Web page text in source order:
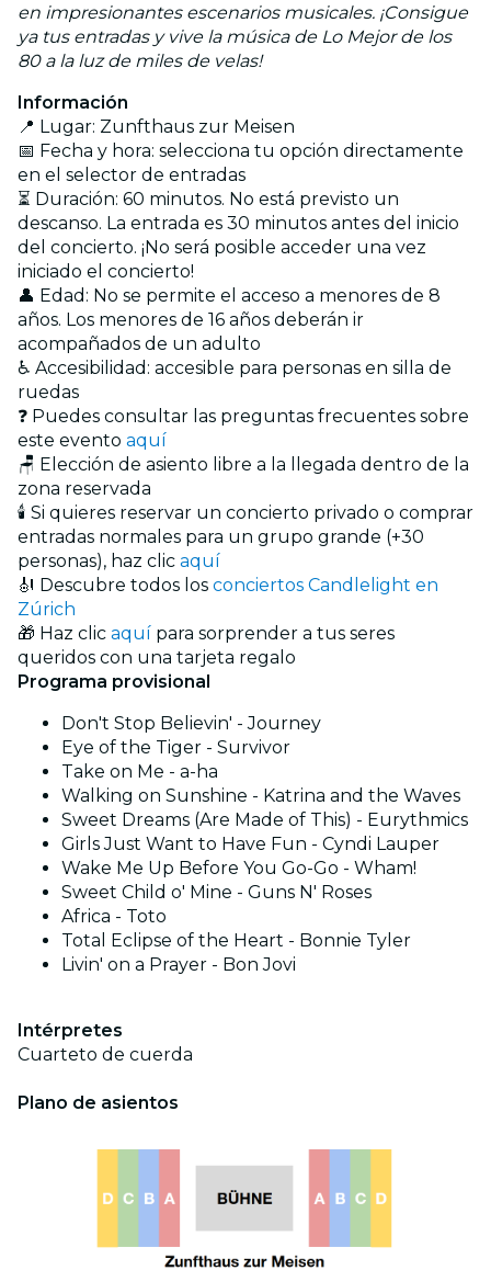
en impresionantes escenarios musicales. ¡Consigue
ya tus entradas y vive la música de Lo Mejor de los
80 a la luz de miles de velas!
Información
📍 Lugar: Zunfthaus zur Meisen
📅 Fecha y hora: selecciona tu opción directamente
en el selector de entradas
⏳ Duración: 60 minutos. No está previsto un
descanso. La entrada es 30 minutos antes del inicio
del concierto. ¡No será posible acceder una vez
iniciado el concierto!
👤 Edad: No se permite el acceso a menores de 8
años. Los menores de 16 años deberán ir
acompañados de un adulto
♿ Accesibilidad: accesible para personas en silla de
ruedas
❓ Puedes consultar las preguntas frecuentes sobre
este evento aquí
🪑 Elección de asiento libre a la llegada dentro de la
zona reservada
🕯️ Si quieres reservar un concierto privado o comprar
entradas normales para un grupo grande (+30
personas), haz clic aquí
🎻 Descubre todos los conciertos Candlelight en
Zúrich
🎁 Haz clic aquí para sorprender a tus seres
queridos con una tarjeta regalo
Programa provisional
Don't Stop Believin' - Journey
Eye of the Tiger - Survivor
Take on Me - a-ha
Walking on Sunshine - Katrina and the Waves
Sweet Dreams (Are Made of This) - Eurythmics
Girls Just Want to Have Fun - Cyndi Lauper
Wake Me Up Before You Go-Go - Wham!
Sweet Child o' Mine - Guns N' Roses
Africa - Toto
Total Eclipse of the Heart - Bonnie Tyler
Livin' on a Prayer - Bon Jovi
Intérpretes
Cuarteto de cuerda
Plano de asientos